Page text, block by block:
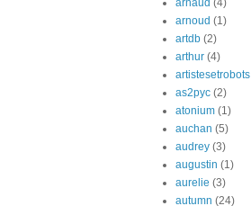
arnaud (4)
arnoud (1)
artdb (2)
arthur (4)
artistesetrobots
as2pyc (2)
atonium (1)
auchan (5)
audrey (3)
augustin (1)
aurelie (3)
autumn (24)